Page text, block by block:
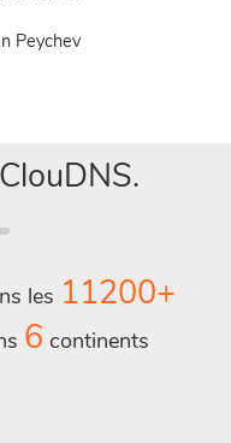
Peychev
les 11200+
6 continents